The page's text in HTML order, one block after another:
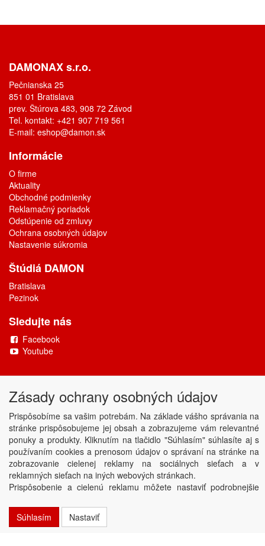
DAMONAX s.r.o.
Pečnianska 25
851 01 Bratislava
prev. Štúrova 483, 908 72 Závod
Tel. kontakt: +421 907 719 561
E-mail: eshop@damon.sk
Informácie
O firme
Aktuality
Obchodné podmienky
Reklamačný poriadok
Odstúpenie od zmluvy
Ochrana osobných údajov
Nastavenie súkromia
Štúdiá DAMON
Bratislava
Pezinok
Sledujte nás
Facebook
Youtube
Powered byABRA
Zásady ochrany osobných údajov
Prispôsobíme sa vašim potrebám. Na základe vášho správania na
stránke prispôsobujeme jej obsah a zobrazujeme vám relevantné
ponuky a produkty. Kliknutím na tlačidlo "Súhlasím" súhlasíte aj s
používaním cookies a prenosom údajov o správaní na stránke na
zobrazovanie cielenej reklamy na sociálnych sieťach a v
reklamných sieťach na iných webových stránkach.
Prispôsobenie a cielenú reklamu môžete nastaviť podrobnejšie
Súhlasím
Nastaviť